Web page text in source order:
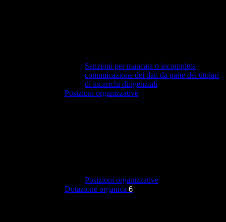
Sanzioni per mancata o incompleta
comunicazione dei dati da parte dei titolari
di incarichi dirigenziali
Posizioni organizzative
Posizioni organizzative
Dotazione organica 6